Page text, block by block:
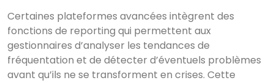
Certaines plateformes avancées intègrent des
fonctions de reporting qui permettent aux
gestionnaires d’analyser les tendances de
fréquentation et de détecter d’éventuels problèmes
avant qu’ils ne se transforment en crises. Cette